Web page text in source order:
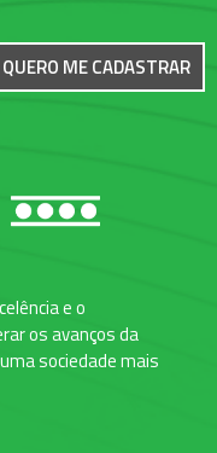
QUERO ME CADASTRAR
e o
os avanços da
sociedade mais